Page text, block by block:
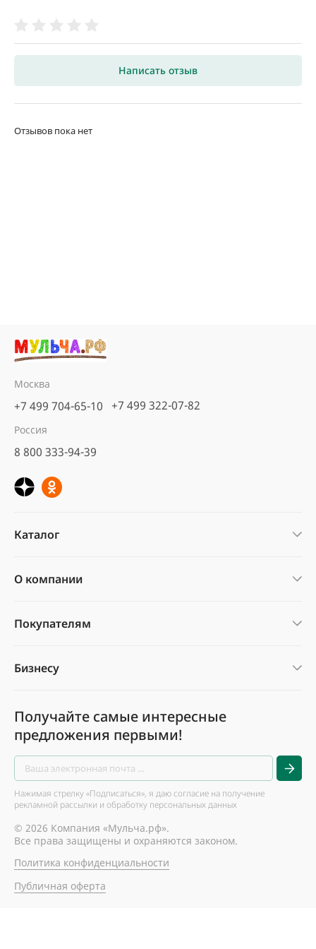
Написать отзыв
Отзывов пока нет
Москва
+7 499 704-65-10 +7 499 322-07-82
Россия
8 800 333-94-39
Каталог
О компании
Покупателям
Бизнесу
Получайте самые интересные
предложения первыми!
Нажимая стрелку «Подписаться», я даю согласие на получение
рекламной рассылки и обработку персональных данных
© 2026 Компания «Мульча.рф».
Все права защищены и охраняются законом.
Политика конфиденциальности
Публичная оферта